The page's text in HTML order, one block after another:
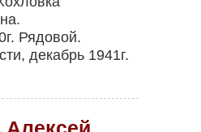
Рядовой.
декабрь 1941г.